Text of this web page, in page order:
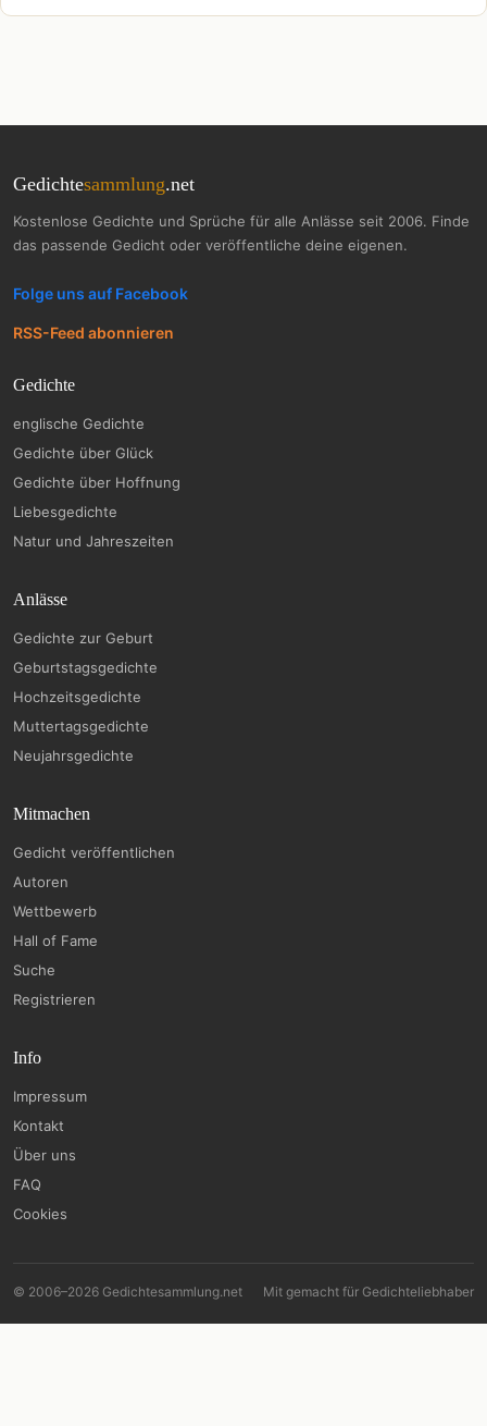
Gedichtesammlung.net
Kostenlose Gedichte und Sprüche für alle Anlässe seit 2006. Finde
das passende Gedicht oder veröffentliche deine eigenen.
Folge uns auf Facebook
RSS-Feed abonnieren
Gedichte
englische Gedichte
Gedichte über Glück
Gedichte über Hoffnung
Liebesgedichte
Natur und Jahreszeiten
Anlässe
Gedichte zur Geburt
Geburtstagsgedichte
Hochzeitsgedichte
Muttertagsgedichte
Neujahrsgedichte
Mitmachen
Gedicht veröffentlichen
Autoren
Wettbewerb
Hall of Fame
Suche
Registrieren
Info
Impressum
Kontakt
Über uns
FAQ
Cookies
© 2006–2026 Gedichtesammlung.net Mit gemacht für Gedichteliebhaber